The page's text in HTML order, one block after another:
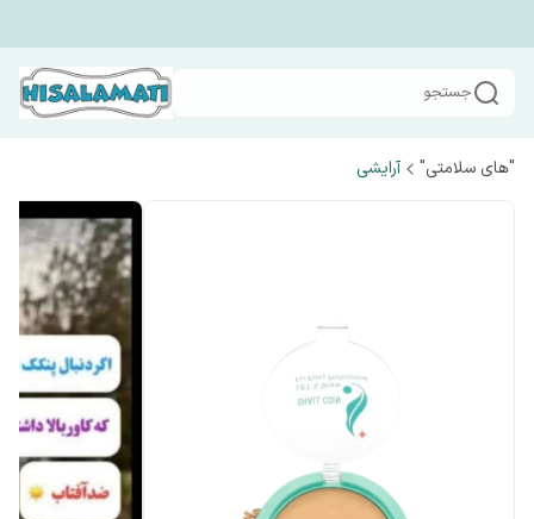
جستجو
"های سلامتی" آرایشی